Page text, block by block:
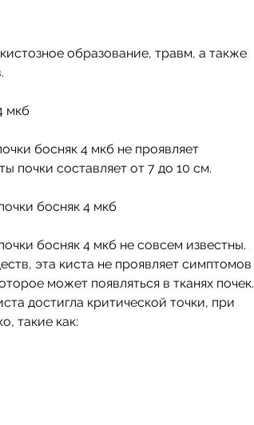
образование, травм, а также
мкб
босняк 4 мкб не проявляет
почки составляет от 7 до 10 см.
босняк 4 мкб
босняк 4 мкб не совсем известны.
эта киста не проявляет симптомов
может появляться в тканях почек.
достигла критической точки, при
такие как: